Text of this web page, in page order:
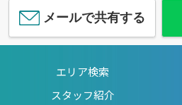
メールで共有する
エリア検索
スタッフ紹介